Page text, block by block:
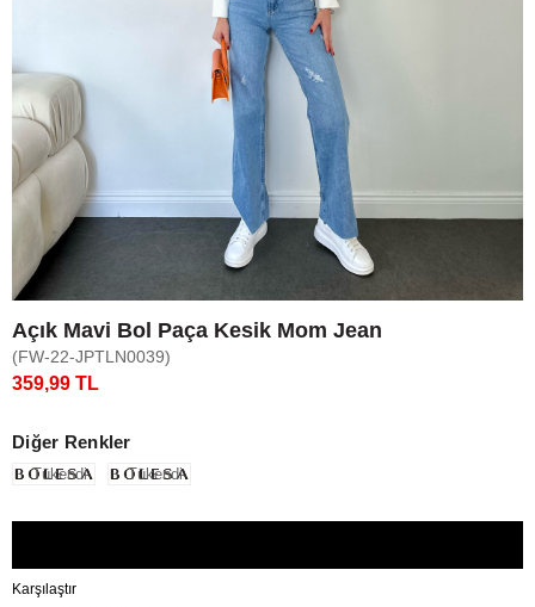
Açık Mavi Bol Paça Kesik Mom Jean
(FW-22-JPTLN0039)
359,99 TL
Diğer Renkler
Tükendi Tükendi
Karşılaştır